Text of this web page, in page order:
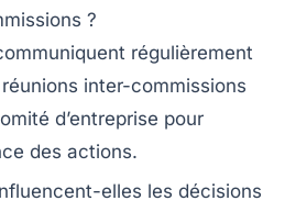
?
régulièrement
inter-commissions
d’entreprise pour
des actions.
elles les décisions